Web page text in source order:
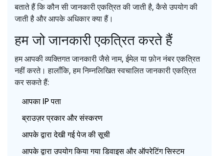
बताते हैं कि कौन सी जानकारी एकत्रित की जाती है, कैसे उपयोग की
जाती है और आपके अधिकार क्या हैं।
हम जो जानकारी एकत्रित करते हैं
हम आपकी व्यक्तिगत जानकारी जैसे नाम, ईमेल या फ़ोन नंबर एकत्रित
नहीं करते। हालाँकि, हम निम्नलिखित स्वचालित जानकारी एकत्रित
कर सकते हैं:
आपका IP पता
ब्राउज़र प्रकार और संस्करण
आपके द्वारा देखी गई पेज की सूची
आपके द्वारा उपयोग किया गया डिवाइस और ऑपरेटिंग सिस्टम